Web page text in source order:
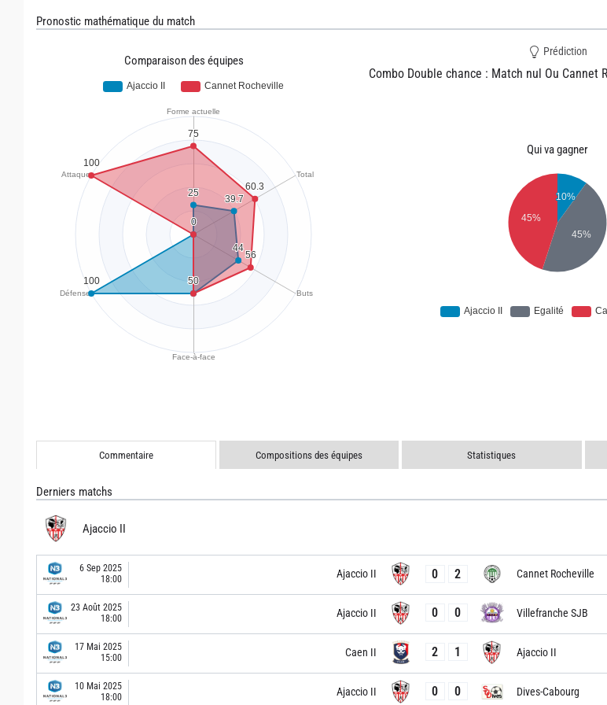
Pronostic mathématique du match
Comparaison des équipes
Prédiction
Combo Double chance : Match nul Ou Cannet
Qui va gagner
Commentaire Compositions des équipes Statistiques
Derniers matchs
Ajaccio II
6 Sep 2025
18:00
Ajaccio II 0 2 Cannet Rocheville
23 Août 2025
18:00
Ajaccio II 0 0 Villefranche SJB
17 Mai 2025
15:00
Caen II 2 1 Ajaccio II
10 Mai 2025
18:00
Ajaccio II 0 0 Dives-Cabourg